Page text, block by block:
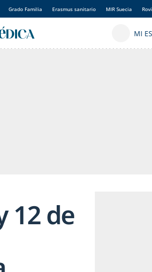
Grado Familia Erasmus sanitario MIR Suecia Rovi
12 de